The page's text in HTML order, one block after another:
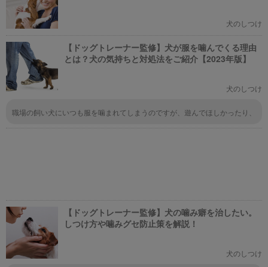
犬のしつけ
【ドッグトレーナー監修】犬が服を噛んでくる理由
とは？犬の気持ちと対処法をご紹介【2023年版】
犬のしつけ
職場の飼い犬にいつも服を噛まれてしまうのですが、遊んでほしかったり、
もしれません。対処法としては声を出して同調せず、犬が服を放すほどの音
【ドッグトレーナー監修】犬の噛み癖を治したい。
しつけ方や噛みグセ防止策を解説！
犬のしつけ